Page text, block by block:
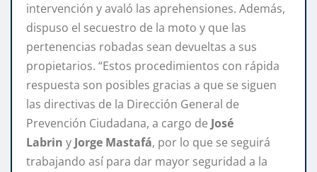
intervención y avaló las aprehensiones. Además,
dispuso el secuestro de la moto y que las
pertenencias robadas sean devueltas a sus
propietarios. “Estos procedimientos con rápida
respuesta son posibles gracias a que se siguen
las directivas de la Dirección General de
Prevención Ciudadana, a cargo de José
Labrin y Jorge Mastafá, por lo que se seguirá
trabajando así para dar mayor seguridad a la